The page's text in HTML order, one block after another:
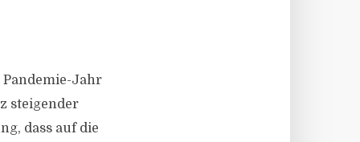
Jahr
steigender
dass auf die